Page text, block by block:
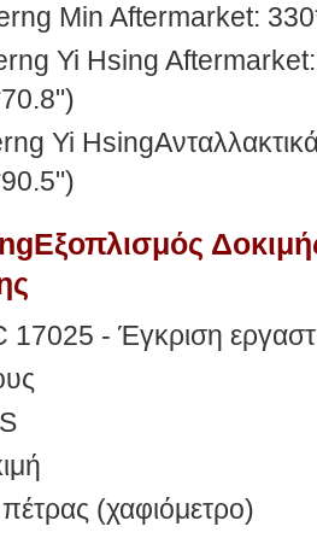
Min Aftermarket:
Yi Hsing
Yi
17025 - Έγκριση
(χαφιόμετρο)